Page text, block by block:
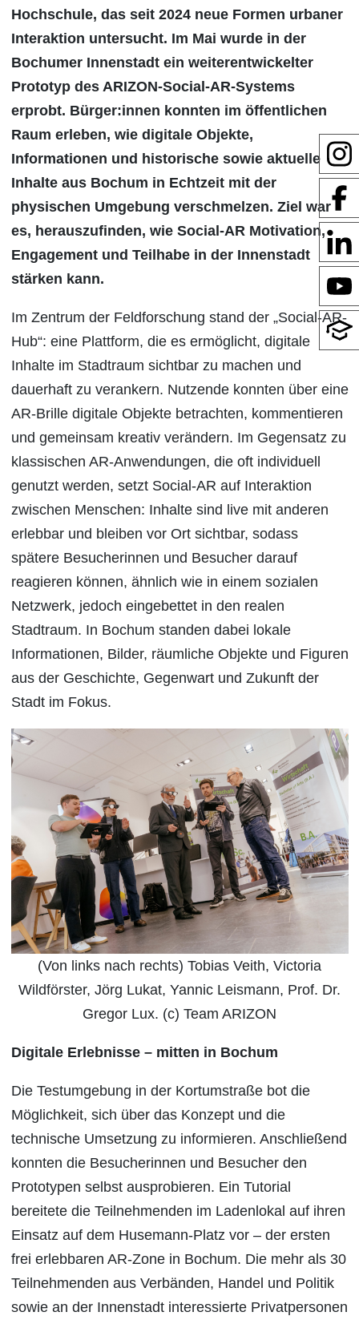
Hochschule, das seit 2024 neue Formen urbaner
Interaktion untersucht. Im Mai wurde in der
Bochumer Innenstadt ein weiterentwickelter
Prototyp des ARIZON-Social-AR-Systems
erprobt. Bürger:innen konnten im öffentlichen
Raum erleben, wie digitale Objekte,
Informationen und historische sowie aktuelle
Inhalte aus Bochum in Echtzeit mit der
physischen Umgebung verschmelzen. Ziel war
es, herauszufinden, wie Social-AR Motivation,
Engagement und Teilhabe in der Innenstadt
stärken kann.
Im Zentrum der Feldforschung stand der „Social-AR-
Hub“: eine Plattform, die es ermöglicht, digitale
Inhalte im Stadtraum sichtbar zu machen und
dauerhaft zu verankern. Nutzende konnten über eine
AR-Brille digitale Objekte betrachten, kommentieren
und gemeinsam kreativ verändern. Im Gegensatz zu
klassischen AR-Anwendungen, die oft individuell
genutzt werden, setzt Social-AR auf Interaktion
zwischen Menschen: Inhalte sind live mit anderen
erlebbar und bleiben vor Ort sichtbar, sodass
spätere Besucherinnen und Besucher darauf
reagieren können, ähnlich wie in einem sozialen
Netzwerk, jedoch eingebettet in den realen
Stadtraum. In Bochum standen dabei lokale
Informationen, Bilder, räumliche Objekte und Figuren
aus der Geschichte, Gegenwart und Zukunft der
Stadt im Fokus.
(Von links nach rechts) Tobias Veith, Victoria
Wildförster, Jörg Lukat, Yannic Leismann, Prof. Dr.
Gregor Lux. (c) Team ARIZON
Digitale Erlebnisse – mitten in Bochum
Die Testumgebung in der Kortumstraße bot die
Möglichkeit, sich über das Konzept und die
technische Umsetzung zu informieren. Anschließend
konnten die Besucherinnen und Besucher den
Prototypen selbst ausprobieren. Ein Tutorial
bereitete die Teilnehmenden im Ladenlokal auf ihren
Einsatz auf dem Husemann-Platz vor – der ersten
frei erlebbaren AR-Zone in Bochum. Die mehr als 30
Teilnehmenden aus Verbänden, Handel und Politik
sowie an der Innenstadt interessierte Privatpersonen